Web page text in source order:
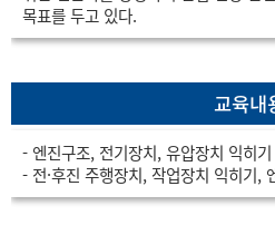
목표를 두고 있다.
교육내
- 엔진구조, 전기장치, 유압장치 익히기
- 전·후진 주행장치, 작업장치 익히기,